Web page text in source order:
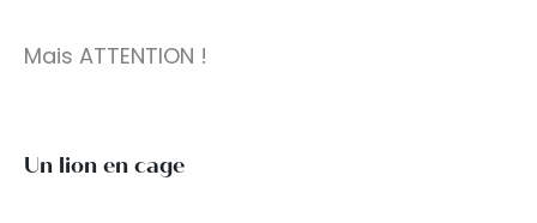
Mais ATTENTION !
Un lion en cage